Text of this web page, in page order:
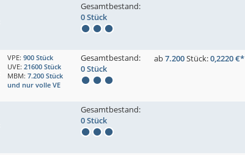
Gesamtbestand:
0 Stück
VPE: 900 Stück
UVE: 21600 Stück
MBM: 7.200 Stück
und nur volle VE
Gesamtbestand:
0 Stück
ab7.200Stück:0,2220 €*
Gesamtbestand:
0 Stück